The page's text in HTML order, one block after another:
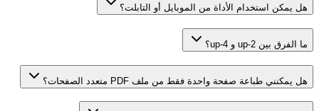
هل يمكن استخدام الأداة من الموبايل أو التابلت؟
ما الفرق بين 2-up و 4-up؟
هل يمكنني طباعة صفحة واحدة فقط من ملف PDF متعدد الصفحات؟